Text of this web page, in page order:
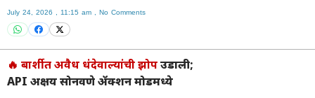
July 24, 2026 11:15 am No Comments
🔥 बार्शीत अवैध धंदेवाल्यांची झोपउडाली;
API अक्षय सोनवणे ॲक्शन मोडमध्ये